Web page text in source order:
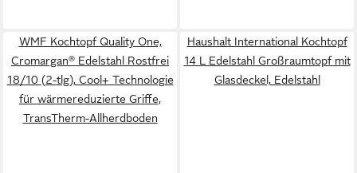
WMF Kochtopf Quality One,
Cromargan® Edelstahl Rostfrei
18/10 (2-tlg), Cool+ Technologie
für wärmereduzierte Griffe,
TransTherm-Allherdboden
Haushalt International Kochtopf
14 L Edelstahl Großraumtopf mit
Glasdeckel, Edelstahl